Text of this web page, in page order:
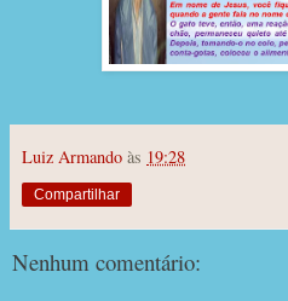
Luiz Armando às 19:28
Compartilhar
Nenhum comentário: